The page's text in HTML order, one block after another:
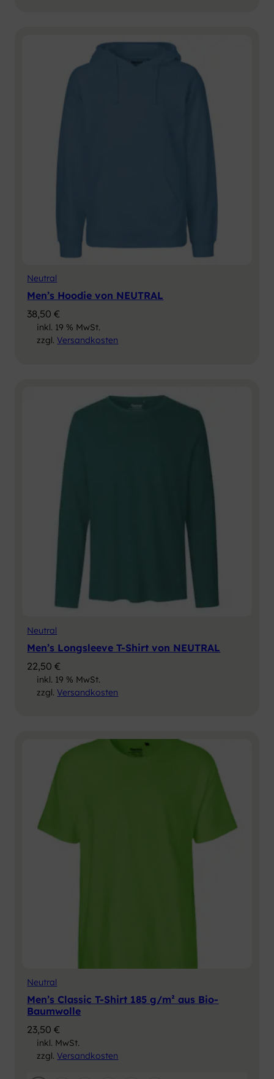
Neutral
Men’s Hoodie von NEUTRAL
38,50€
inkl. 19 % MwSt.
zzgl.Versandkosten
Neutral
Men’s Longsleeve T-Shirt von NEUTRAL
22,50€
inkl. 19 % MwSt.
zzgl.Versandkosten
Neutral
Men’s Classic T-Shirt 185 g/m² aus Bio-
Baumwolle
23,50€
inkl. MwSt.
zzgl.Versandkosten